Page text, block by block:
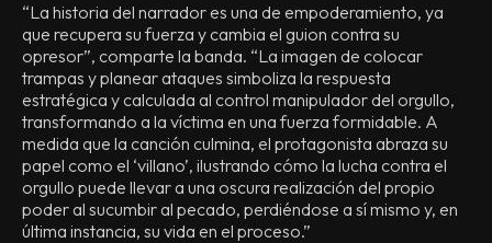
“La historia del narrador es una de empoderamiento, ya
que recupera su fuerza y cambia el guion contra su
opresor”, comparte la banda. “La imagen de colocar
trampas y planear ataques simboliza la respuesta
estratégica y calculada al control manipulador del orgullo,
transformando a la víctima en una fuerza formidable. A
medida que la canción culmina, el protagonista abraza su
papel como el ‘villano’, ilustrando cómo la lucha contra el
orgullo puede llevar a una oscura realización del propio
poder al sucumbir al pecado, perdiéndose a sí mismo y, en
última instancia, su vida en el proceso.”